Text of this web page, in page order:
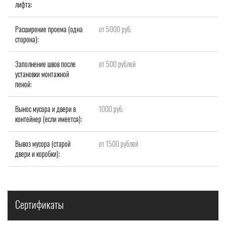
лифта:
Расширение проема (одна
сторона):
от 5000 руб.
Заполнение швов после
установки монтажной
пеной:
от 500 рублей
Вынос мусора и двери в
контейнер (если имеется):
1000 руб.
Вывоз мусора (старой
двери и коробки):
от 1500 рублей
Сертификаты